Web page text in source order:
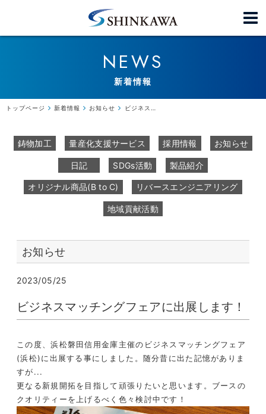
NEWS
新着情報
トップページ 新着情報 お知らせ
鋳物加工 量産化支援サービス 採用情報 お知らせ
日記 SDGs活動 製品紹介
オリジナル商品(B to C) リバースエンジニアリング
地域貢献活動
お知らせ
2023/05/25
ビジネスマッチングフェアに出展します！
この度、浜松磐田信用金庫主催のビジネスマッチングフェア
(浜松)に出展する事にしました。随分昔に出た記憶がありま
すが...
更なる新規開拓を目指して頑張りたいと思います。ブースの
クオリティーを上げるべく色々検討中です！